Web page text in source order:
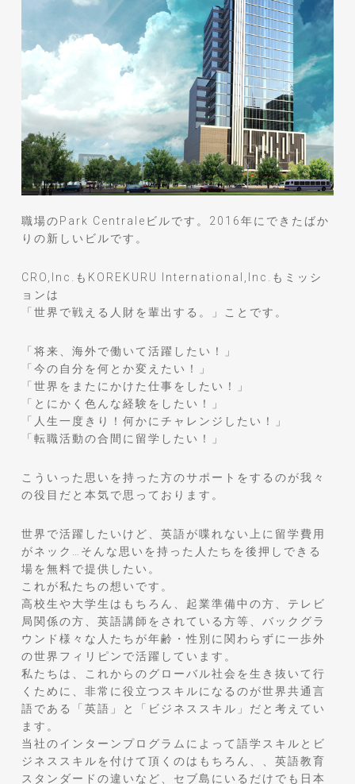
職場のPark Centraleビルです。2016年にできたばか
りの新しいビルです。
CRO,Inc.もKOREKURU International,Inc.もミッシ
ョンは
「世界で戦える人財を輩出する。」ことです。
「将来、海外で働いて活躍したい！」
「今の自分を何とか変えたい！」
「世界をまたにかけた仕事をしたい！」
「とにかく色んな経験をしたい！」
「人生一度きり！何かにチャレンジしたい！」
「転職活動の合間に留学したい！」
こういった思いを持った方のサポートをするのが我々
の役目だと本気で思っております。
世界で活躍したいけど、英語が喋れない上に留学費用
がネック…そんな思いを持った人たちを後押しできる
場を無料で提供したい。
これが私たちの想いです。
高校生や大学生はもちろん、起業準備中の方、テレビ
局関係の方、英語講師をされている方等、バックグラ
ウンド様々な人たちが年齢・性別に関わらずに一歩外
の世界フィリピンで活躍しています。
私たちは、これからのグローバル社会を生き抜いて行
くために、非常に役立つスキルになるのが世界共通言
語である「英語」と「ビジネススキル」だと考えてい
ます。
当社のインターンプログラムによって語学スキルとビ
ジネススキルを付けて頂くのはもちろん、、英語教育
スタンダードの違いなど、セブ島にいるだけでも日本